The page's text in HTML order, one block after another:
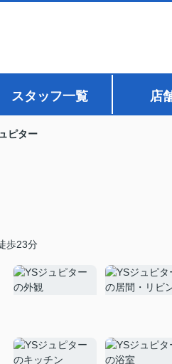
スタッフ一覧 店
ピター
歩23分